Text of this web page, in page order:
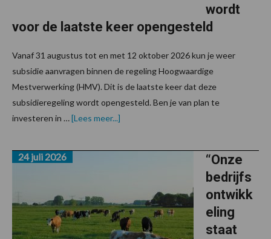
wordt
voor de laatste keer opengesteld
Vanaf 31 augustus tot en met 12 oktober 2026 kun je weer
subsidie aanvragen binnen de regeling Hoogwaardige
Mestverwerking (HMV). Dit is de laatste keer dat deze
subsidieregeling wordt opengesteld. Ben je van plan te
investeren in …[Lees meer...]
opengesteld
“Onze
bedrijfs
ontwikk
eling
staat
24 juli 2026